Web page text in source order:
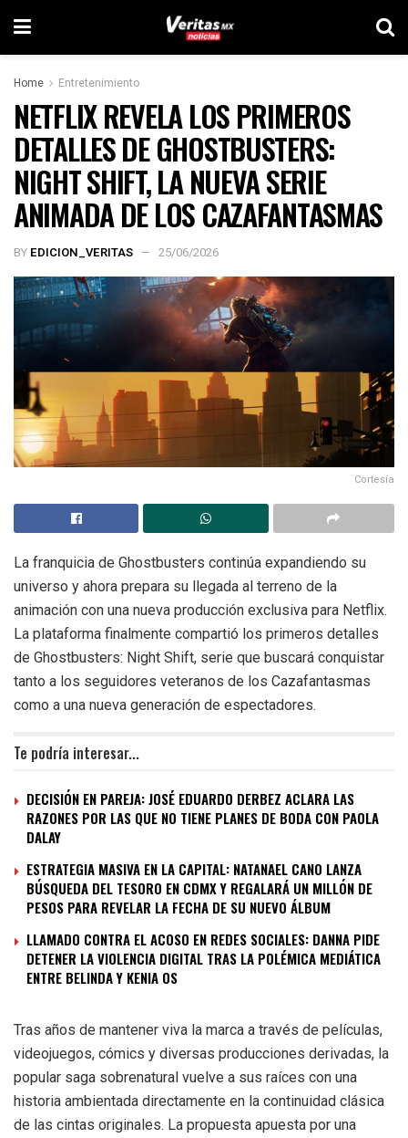
Home Entretenimiento
NETFLIX REVELA LOS PRIMEROS
DETALLES DE GHOSTBUSTERS:
NIGHT SHIFT, LA NUEVA SERIE
ANIMADA DE LOS CAZAFANTASMAS
BY EDICION_VERITAS 25/06/2026
Cortesía
La franquicia de Ghostbusters continúa expandiendo su
universo y ahora prepara su llegada al terreno de la
animación con una nueva producción exclusiva para Netflix.
La plataforma finalmente compartió los primeros detalles
de Ghostbusters: Night Shift, serie que buscará conquistar
tanto a los seguidores veteranos de los Cazafantasmas
como a una nueva generación de espectadores.
Te podría interesar...
DECISIÓN EN PAREJA: JOSÉ EDUARDO DERBEZ ACLARA LAS
RAZONES POR LAS QUE NO TIENE PLANES DE BODA CON PAOLA
DALAY
ESTRATEGIA MASIVA EN LA CAPITAL: NATANAEL CANO LANZA
BÚSQUEDA DEL TESORO EN CDMX Y REGALARÁ UN MILLÓN DE
PESOS PARA REVELAR LA FECHA DE SU NUEVO ÁLBUM
LLAMADO CONTRA EL ACOSO EN REDES SOCIALES: DANNA PIDE
DETENER LA VIOLENCIA DIGITAL TRAS LA POLÉMICA MEDIÁTICA
ENTRE BELINDA Y KENIA OS
Tras años de mantener viva la marca a través de películas,
videojuegos, cómics y diversas producciones derivadas, la
popular saga sobrenatural vuelve a sus raíces con una
historia ambientada directamente en la continuidad clásica
de las cintas originales. La propuesta apuesta por una